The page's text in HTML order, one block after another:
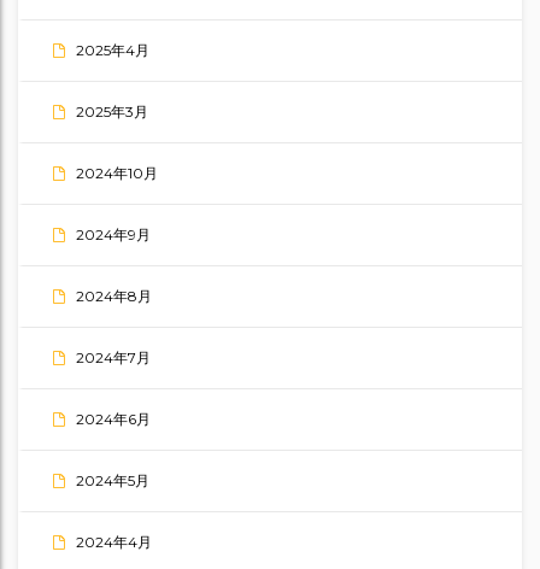
2025年4月
2025年3月
2024年10月
2024年9月
2024年8月
2024年7月
2024年6月
2024年5月
2024年4月